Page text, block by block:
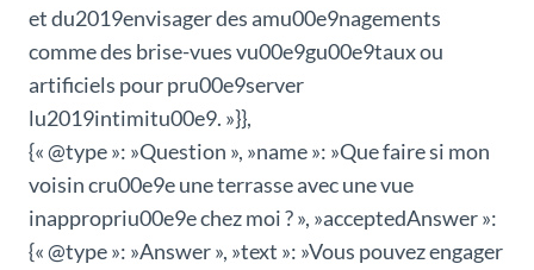
et du2019envisager des amu00e9nagements
comme des brise-vues vu00e9gu00e9taux ou
artificiels pour pru00e9server
lu2019intimitu00e9. »}},
{« @type »: »Question », »name »: »Que faire si mon
voisin cru00e9e une terrasse avec une vue
inappropriu00e9e chez moi ? », »acceptedAnswer »:
{« @type »: »Answer », »text »: »Vous pouvez engager